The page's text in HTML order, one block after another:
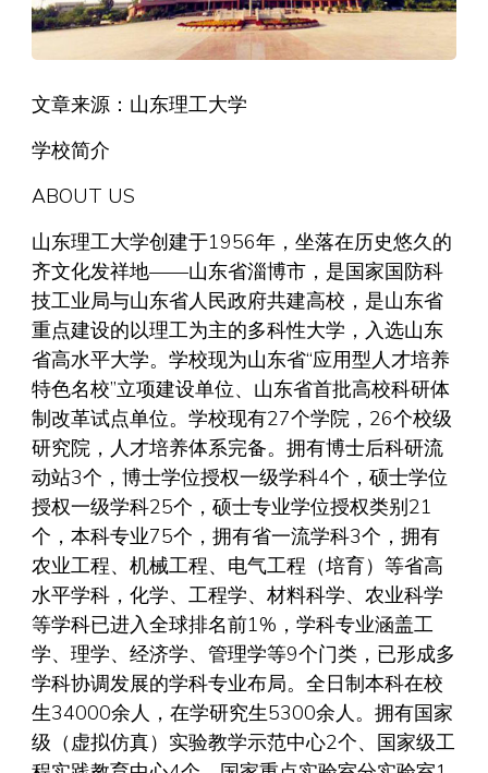
文章来源：山东理工大学
学校简介
ABOUT US
山东理工大学创建于1956年，坐落在历史悠久的
齐文化发祥地——山东省淄博市，是国家国防科
技工业局与山东省人民政府共建高校，是山东省
重点建设的以理工为主的多科性大学，入选山东
省高水平大学。学校现为山东省“应用型人才培养
特色名校”立项建设单位、山东省首批高校科研体
制改革试点单位。学校现有27个学院，26个校级
研究院，人才培养体系完备。拥有博士后科研流
动站3个，博士学位授权一级学科4个，硕士学位
授权一级学科25个，硕士专业学位授权类别21
个，本科专业75个，拥有省一流学科3个，拥有
农业工程、机械工程、电气工程（培育）等省高
水平学科，化学、工程学、材料科学、农业科学
等学科已进入全球排名前1%，学科专业涵盖工
学、理学、经济学、管理学等9个门类，已形成多
学科协调发展的学科专业布局。全日制本科在校
生34000余人，在学研究生5300余人。拥有国家
级（虚拟仿真）实验教学示范中心2个、国家级工